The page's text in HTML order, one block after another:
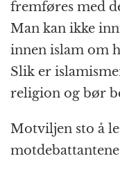
fremføres med
Man kan ikke
innen islam om
Slik er
religion og bør
Motviljen sto å